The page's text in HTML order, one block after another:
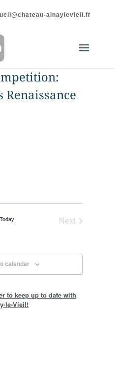
ainaylevieil.fr
Renaissance
Today
Next
calendar
to keep up to date with
le-Vieil!